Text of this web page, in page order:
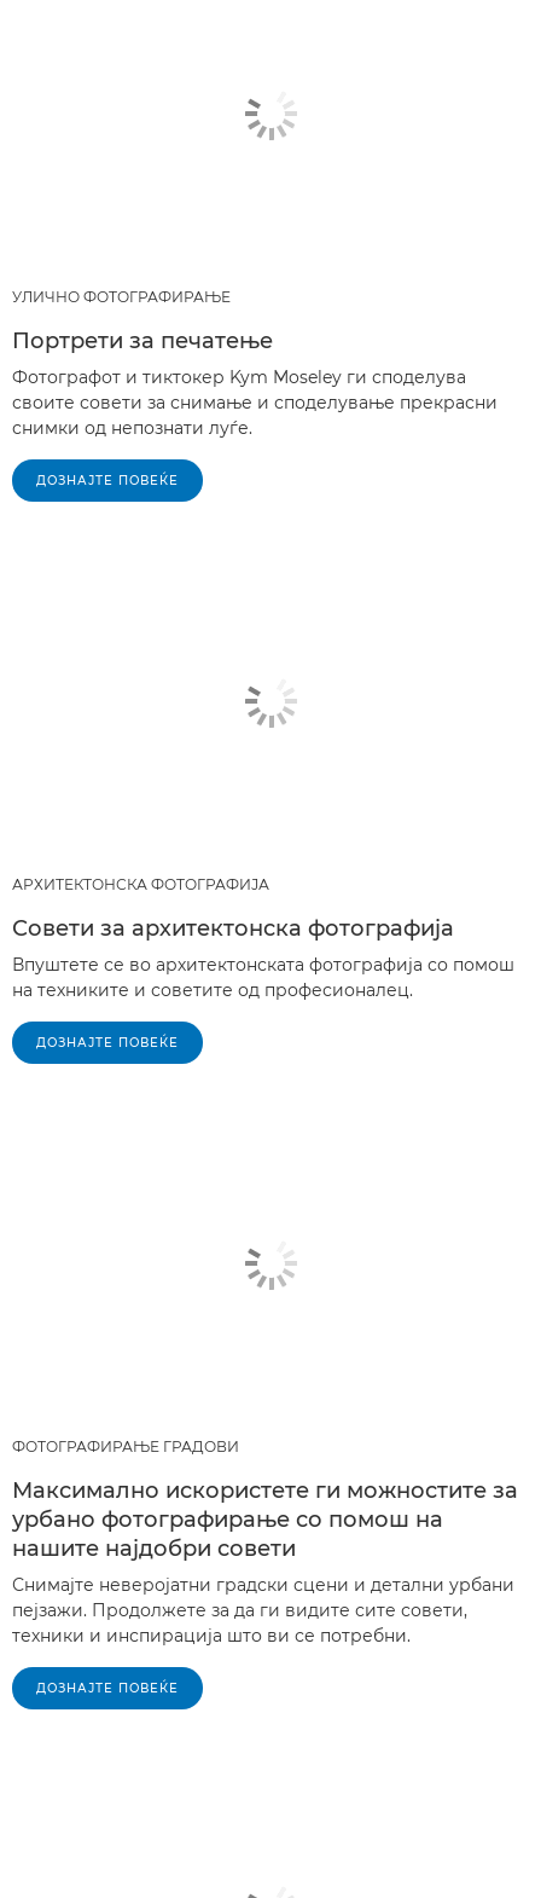
УЛИЧНО ФОТОГРАФИРАЊЕ
Портрети за печатење
Фотографот и тиктокер Kym Moseley ги споделува
своите совети за снимање и споделување прекрасни
снимки од непознати луѓе.
ДОЗНАЈТЕ ПОВЕЌЕ
АРХИТЕКТОНСКА ФОТОГРАФИЈА
Совети за архитектонска фотографија
Впуштете се во архитектонската фотографија со помош
на техниките и советите од професионалец.
ДОЗНАЈТЕ ПОВЕЌЕ
ФОТОГРАФИРАЊЕ ГРАДОВИ
Максимално искористете ги можностите за
урбано фотографирање со помош на
нашите најдобри совети
Снимајте неверојатни градски сцени и детални урбани
пејзажи. Продолжете за да ги видите сите совети,
техники и инспирација што ви се потребни.
ДОЗНАЈТЕ ПОВЕЌЕ